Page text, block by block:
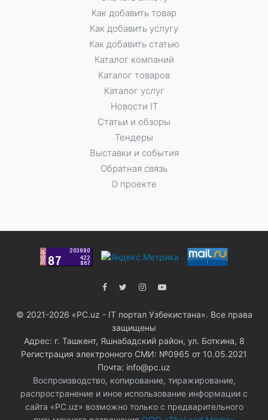
Как добавить товар
Как добавить услугу
Как добавить статью
Каталог компаний
Каталог товаров
Каталог услуг
Новости IT
Статьи и обзоры
Тендеры
Выставки и события
Обратная связь
О проекте
© 2021-2026 «PC.uz - IT портал Узбекистана». Все права
защищены
Адрес: г. Ташкент, Яшнабадский район, ул. Боткина, 8
Регистрация электронного СМИ: №0965 от 10.05.2021
Почта: info@pc.uz
Воспроизводство, копирование, тиражирование,
распространение и иное использование информации с
сайта «PC.uz» возможно только с предварительного